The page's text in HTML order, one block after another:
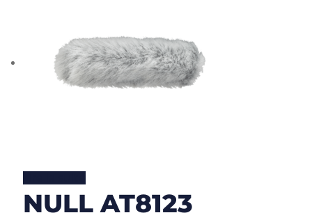
NULL AT8123